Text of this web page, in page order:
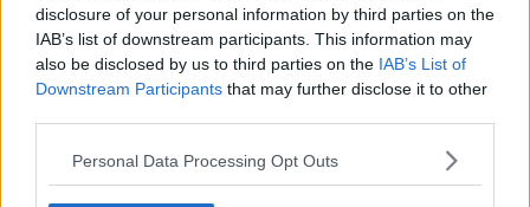
disclosure of your personal information by third parties on the
IAB’s list of downstream participants. This information may
also be disclosed by us to third parties on the IAB’s List of
Downstream Participants that may further disclose it to other
Personal Data Processing Opt Outs
Il transito di una rapida perturbazione potrebbe portare temporali
sparsi, già dal pomeriggio di mercoledì 1 Luglio. Dai rilievi
settentrionali, nel pomeriggio, si estenderanno in serata sulle zone
di nord-ovest, costa inclusa, e quindi nelle zone interne.